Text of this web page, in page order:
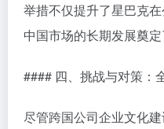
举措不仅提升了星巴克
中国市场的长期发展奠定
#### 四、挑战与对策：
尽管跨国公司企业文化